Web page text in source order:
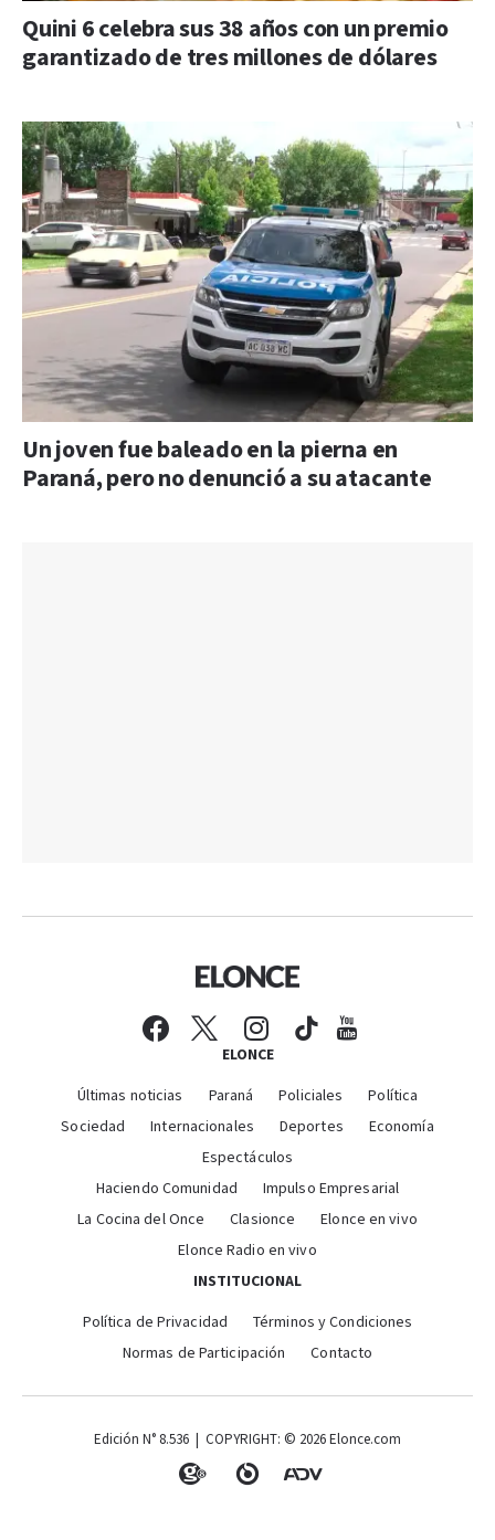
Quini 6 celebra sus 38 años con un premio
garantizado de tres millones de dólares
Un joven fue baleado en la pierna en
Paraná, pero no denunció a su atacante
ELONCE
Últimas noticias Paraná Policiales
Política
Sociedad
Internacionales Deportes
Economía
Espectáculos
Haciendo Comunidad
Impulso Empresarial
La Cocina del Once
Clasionce
Elonce en vivo
Elonce Radio en vivo
INSTITUCIONAL
Política de Privacidad
Términos y Condiciones
Normas de Participación
Contacto
Edición N° 8.536 | COPYRIGHT: © 2026 Elonce.com